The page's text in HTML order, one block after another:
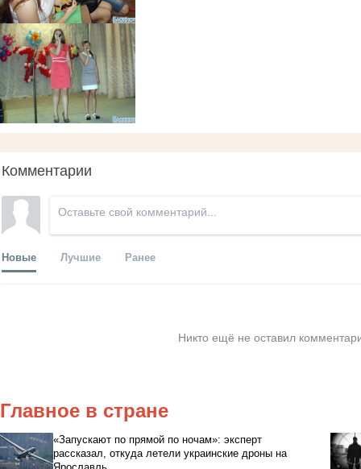
Комментарии
Новые Лучшие Ранее
Никто ещё не оставил
Главное в стране
«Запускают по прямой по ночам»: эксперт
рассказал, откуда летели украинские дроны на